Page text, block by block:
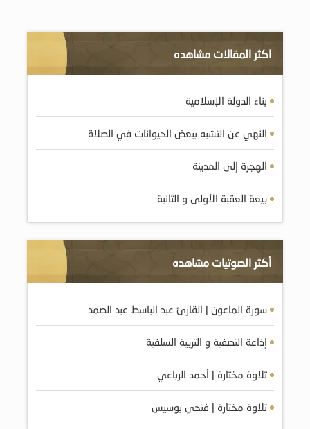
اكثر المقالات مشاهده
بناء الدولة الإسلامية
النهي عن التشبه ببعض الحيوانات في الصلاة
الهجرة إلى المدينة
بيعة العقبة الأولى و الثانية
أكثر الصوتيات مشاهده
سورة الماعون | القارئ عبد الباسط عبد الصمد
إذاعة التصفية و التربية السلفية
تلاوة مختارة | أحمد الرباعي
تلاوة مختارة | فتحي بوسيس